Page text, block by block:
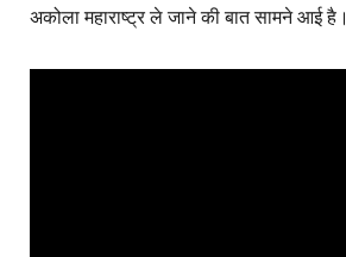
अकोला महाराष्ट्र ले जाने की बात सामने आई है।